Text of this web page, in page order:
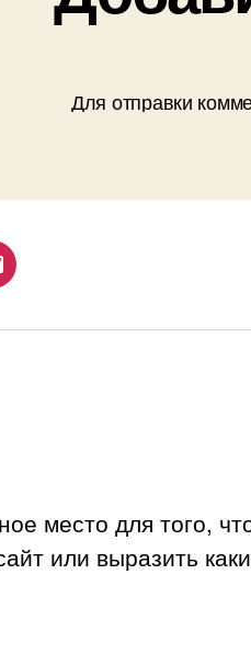
Для отправки
место для того,
или выразить